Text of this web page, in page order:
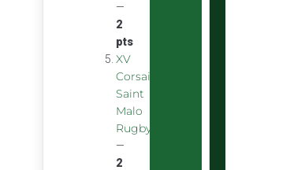
—
2
pts
XV
Corsaire
Saint
Malo
Rugby
—
2